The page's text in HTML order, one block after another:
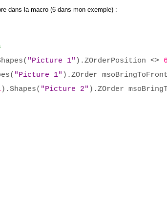
dans la macro (6 dans mon exemple) :
"Picture 1" ).ZOrderPosition <> 6
"Picture 1" ).ZOrder
).Shapes( "Picture 2" ).ZOrder